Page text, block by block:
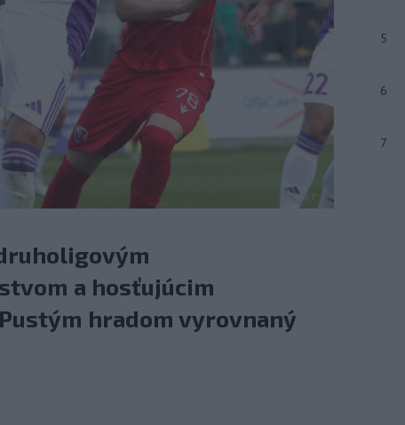
a hosťujúcim
hradom vyrovnaný
5
6
7